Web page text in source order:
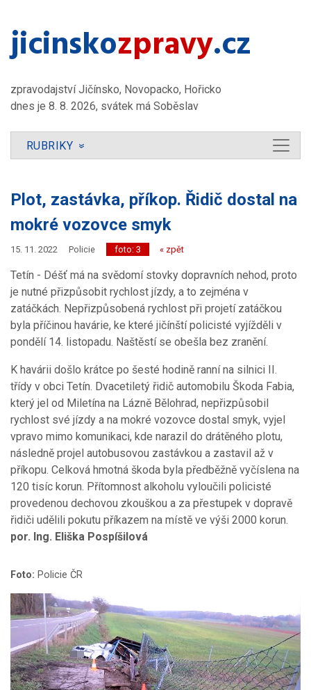
jicinsko​zpravy.cz
zpravodajství Jičínsko, Novopacko, Hořicko
dnes je 8. 8. 2026, svátek má Soběslav
RUBRIKY »
Plot, zastávka, příkop. Řidič dostal na
mokré vozovce smyk
15. 11. 2022 Policie foto: 3 « zpět
Tetín - Déšť má na svědomí stovky dopravních nehod, proto
je nutné přizpůsobit rychlost jízdy, a to zejména v
zatáčkách. Nepřizpůsobená rychlost při projetí zatáčkou
byla příčinou havárie, ke které jičínští policisté vyjížděli v
pondělí 14. listopadu. Naštěstí se obešla bez zranění.
K havárii došlo krátce po šesté hodině ranní na silnici II.
třídy v obci Tetín. Dvacetiletý řidič automobilu Škoda Fabia,
který jel od Miletína na Lázně Bělohrad, nepřizpůsobil
rychlost své jízdy a na mokré vozovce dostal smyk, vyjel
vpravo mimo komunikaci, kde narazil do drátěného plotu,
následně projel autobusovou zastávkou a zastavil až v
příkopu. Celková hmotná škoda byla předběžně vyčíslena na
120 tisíc korun. Přítomnost alkoholu vyloučili policisté
provedenou dechovou zkouškou a za přestupek v dopravě
řidiči udělili pokutu příkazem na místě ve výši 2000 korun.
por. Ing. Eliška Pospíšilová
Foto: Policie ČR